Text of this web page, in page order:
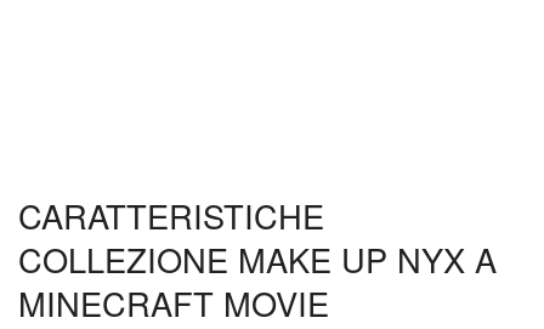
CARATTERISTICHE
COLLEZIONE MAKE UP NYX A
MINECRAFT MOVIE